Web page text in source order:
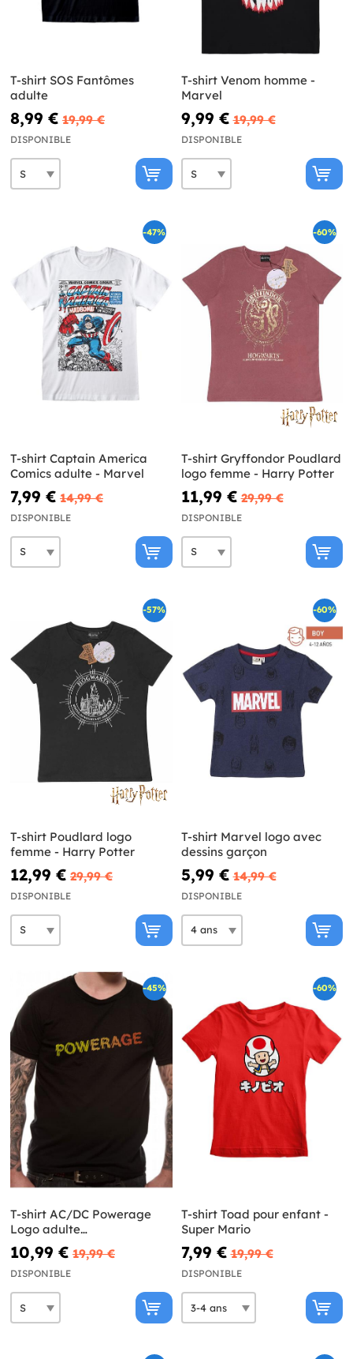
T-shirt SOS Fantômes
adulte
8,99 € 19,99 €
DISPONIBLE
T-shirt Venom homme -
Marvel
9,99 € 19,99 €
DISPONIBLE
-47%
T-shirt Captain America
Comics adulte - Marvel
7,99 € 14,99 €
DISPONIBLE
-60%
T-shirt Gryffondor Poudlard
logo femme - Harry Potter
11,99 € 29,99 €
DISPONIBLE
-57%
T-shirt Poudlard logo
femme - Harry Potter
12,99 € 29,99 €
DISPONIBLE
-60%
T-shirt Marvel logo avec
dessins garçon
5,99 € 14,99 €
DISPONIBLE
-45%
T-shirt AC/DC Powerage
Logo adulte
un+D5:D233isexe
10,99 € 19,99 €
DISPONIBLE
-60%
T-shirt Toad pour enfant -
Super Mario
7,99 € 19,99 €
DISPONIBLE